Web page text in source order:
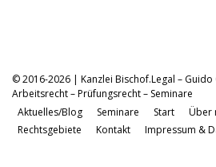
© 2016-2026 | Kanzlei Bischof.Legal –
Arbeitsrecht – Prüfungsrecht – Seminare
Aktuelles/Blog
Seminare Start Über
Rechtsgebiete
Kontakt Impressum &